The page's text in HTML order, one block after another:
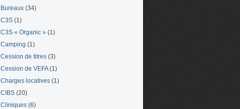
Bureaux (34)
C3S (1)
C3S « Organic » (1)
Camping (1)
Cession de titres (3)
Cession de VEFA(1)
Charges locatives (1)
CIBS (20)
Cliniques (6)